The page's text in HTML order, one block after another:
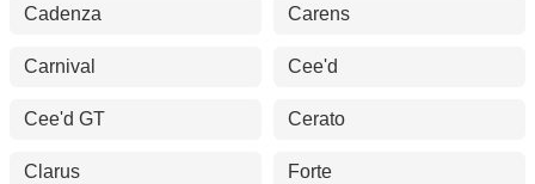
Cadenza
Carens
Carnival Cee'd
Cee'd GT Cerato
Clarus Forte